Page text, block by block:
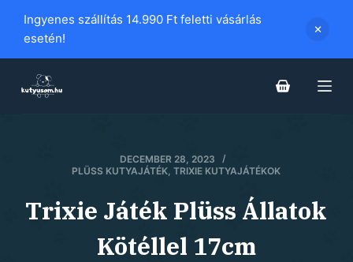
i
Ingyenes szállítás 14.990 Ft feletti vásárlás
esetén!
DECEMBER 28, 2023
PLÜSS KUTYAJÁTÉK,TRIXIE KUTYAJÁTÉKOK
Trixie Játék Plüss Állatok
Kötéllel 17cm